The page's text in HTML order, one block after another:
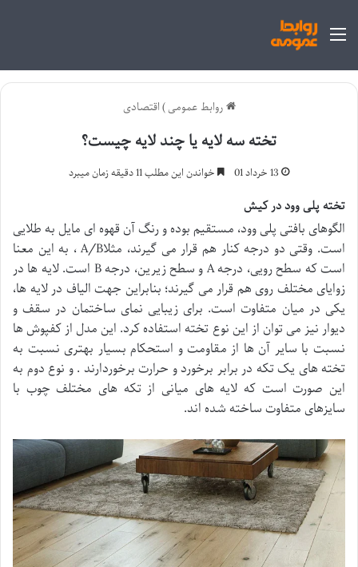
منو
روابط عمومی)اقتصادی
تخته سه لایه یا چند لایه چیست؟
13 خرداد 01 خواندن این مطلب 11 دقیقه زمان میبرد
تخته پلی وود در کیش
الگوهای بافتی پلی وود، مستقیم بوده و رنگ آن قهوه ای مایل به طلایی
است. وقتی دو درجه کنار هم قرار می گیرند، مثلاA/B ، به این معنا
است که سطح رویی، درجه A و سطح زیرین، درجه B است. لایه ها در
زوایای مختلف روی هم قرار می گیرند؛ بنابراین جهت الیاف در لایه ها،
یکی در میان متفاوت است. برای زیبایی نمای ساختمان در سقف و
دیوار نیز می توان از این نوع تخته استفاده کرد. این مدل از کفپوش ها
نسبت با سایر آن ها از مقاومت و استحکام بسیار بهتری نسبت به
تخته های یک تکه در برابر برخورد و حرارت برخوردارند . و نوع دوم به
این صورت است که لایه های میانی از تکه های مختلف چوب با
سایزهای متفاوت ساخته شده اند.